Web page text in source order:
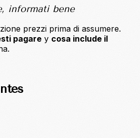
informati bene
prezzi prima di assumere.
pagare y cosa include il